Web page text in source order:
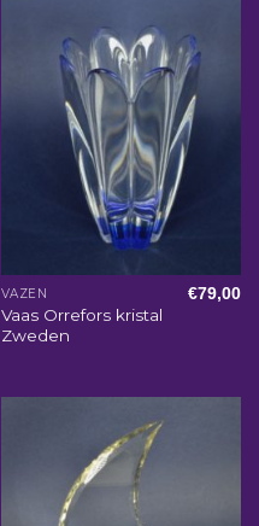
VAZEN
Vaas Orrefors kristal
Zweden
€79,00